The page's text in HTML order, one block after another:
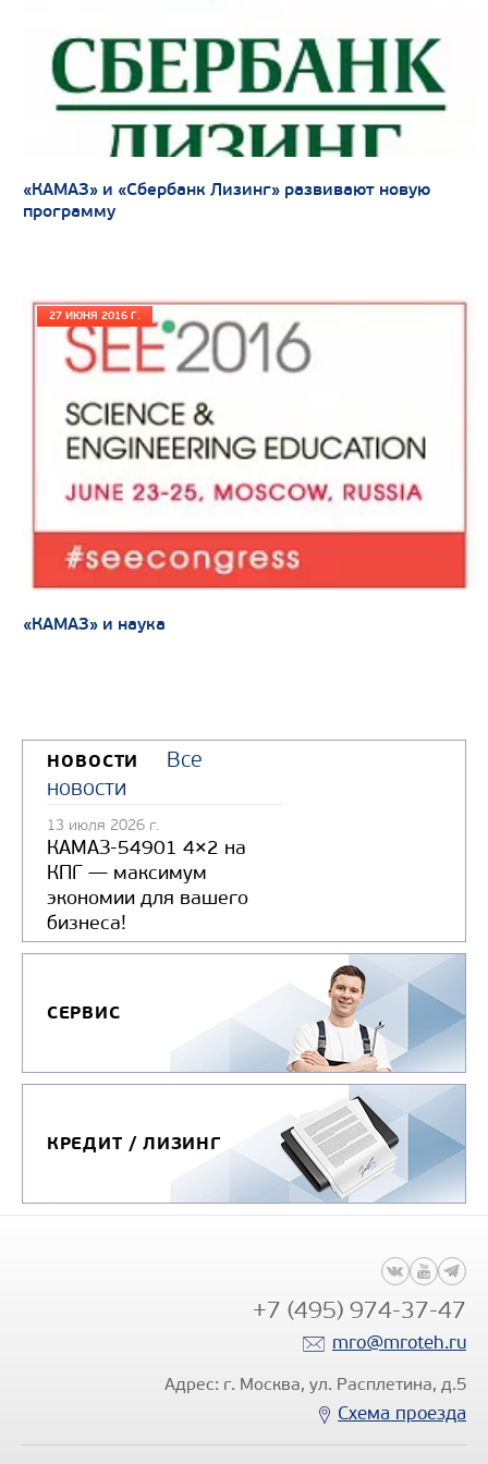
Узнать цену
«КАМАЗ» и «Сбербанк Лизинг» развивают новую
программу
27 ИЮНЯ 2016 Г.
«КАМАЗ» и наука
НОВОСТИ
Все
новости
13 июля 2026 г.
КАМАЗ-54901 4×2 на
КПГ — максимум
экономии для вашего
бизнеса!
СЕРВИС
КРЕДИТ / ЛИЗИНГ
+7 (495) 974-37-47
mro@mroteh.ru
Адрес: г. Москва, ул. Расплетина, д.5
Схема проезда